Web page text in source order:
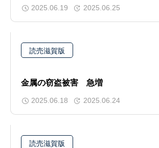
2025.06.19 2025.06.25
読売滋賀版
金属の窃盗被害 急増
2025.06.18 2025.06.24
読売滋賀版